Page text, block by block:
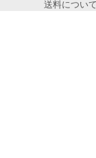
送料につい